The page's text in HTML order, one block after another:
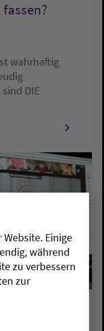
wahrhaftig
DIE
Einige
während
zu verbessern
zur